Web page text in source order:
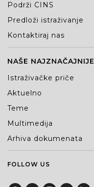
Podrži CINS
Predloži istraživanje
Kontaktiraj nas
NAŠE NAJZNAČAJNIJE
Istraživačke priče
Aktuelno
Teme
Multimedija
Arhiva dokumenata
FOLLOW US